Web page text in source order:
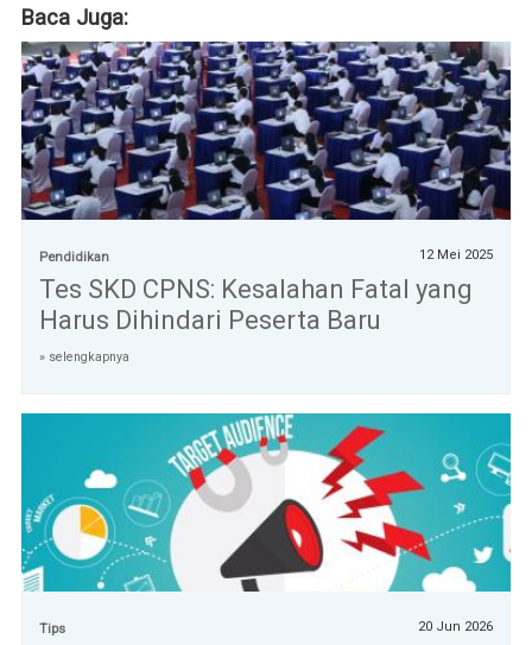
Baca Juga:
Pendidikan 12 Mei 2025
Tes SKD CPNS: Kesalahan Fatal yang
Harus Dihindari Peserta Baru
» selengkapnya
Tips 20 Jun 2026